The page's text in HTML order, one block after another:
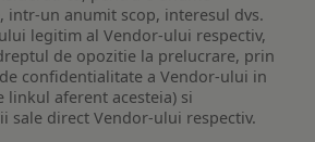
intr-un anumit scop, interesul dvs.
legitim al Vendor-ului respectiv,
de opozitie la prelucrare, prin
confidentialitate a Vendor-ului in
linkul aferent acesteia) si
sale direct Vendor-ului respectiv.